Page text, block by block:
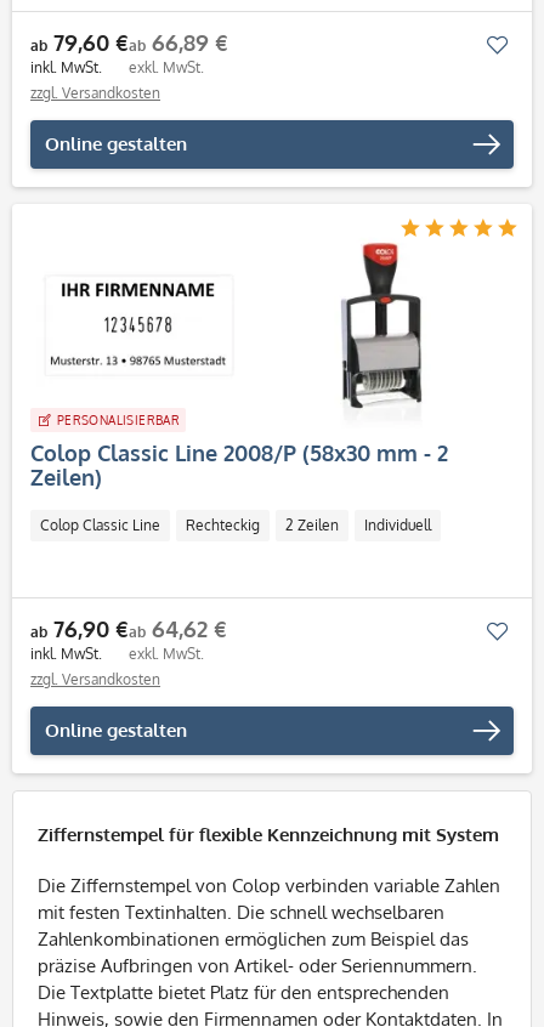
ab 79,60 €
inkl. MwSt.
ab 66,89 €
exkl. MwSt.
zzgl. Versandkosten
Online gestalten
PERSONALISIERBAR
Colop Classic Line 2008/P (58x30 mm - 2
Zeilen)
Colop Classic Line Rechteckig 2 Zeilen Individuell
ab 76,90 €
inkl. MwSt.
ab 64,62 €
exkl. MwSt.
zzgl. Versandkosten
Online gestalten
Ziffernstempel für flexible Kennzeichnung mit System
Die Ziffernstempel von Colop verbinden variable Zahlen
mit festen Textinhalten. Die schnell wechselbaren
Zahlenkombinationen ermöglichen zum Beispiel das
präzise Aufbringen von Artikel- oder Seriennummern.
Die Textplatte bietet Platz für den entsprechenden
Hinweis, sowie den Firmennamen oder Kontaktdaten. In